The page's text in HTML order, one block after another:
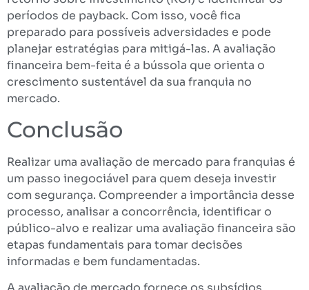
períodos de payback. Com isso, você fica
preparado para possíveis adversidades e pode
planejar estratégias para mitigá-las. A avaliação
financeira bem-feita é a bússola que orienta o
crescimento sustentável da sua franquia no
mercado.
Conclusão
Realizar uma avaliação de mercado para franquias é
um passo inegociável para quem deseja investir
com segurança. Compreender a importância desse
processo, analisar a concorrência, identificar o
público-alvo e realizar uma avaliação financeira são
etapas fundamentais para tomar decisões
informadas e bem fundamentadas.